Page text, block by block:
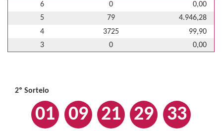
6 0
0,00
5
79
4.946,28
4
3725
99,90
3
0 0,00
2º Sorteio
01 09 21 29
33